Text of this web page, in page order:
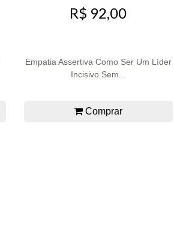
R$ 92,00
Empatia Assertiva Como Ser Um Líder
Incisivo Sem...
Comprar